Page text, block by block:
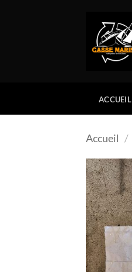
ACCUEIL
Accueil /